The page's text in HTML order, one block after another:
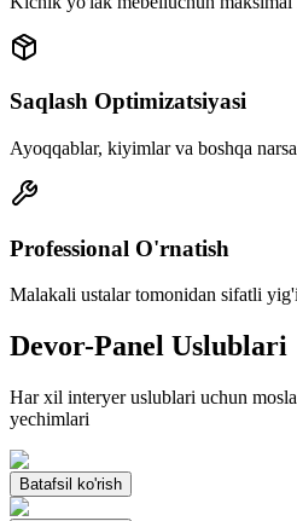
Saqlash Optimizatsiyasi
Ayoqqablar, kiyimlar va boshqa
Professional O'rnatish
Malakali ustalar tomonidan sifatli
Devor-Panel Uslublari
Har xil interyer uslublari uchun
yechimlari
Batafsil ko'rish